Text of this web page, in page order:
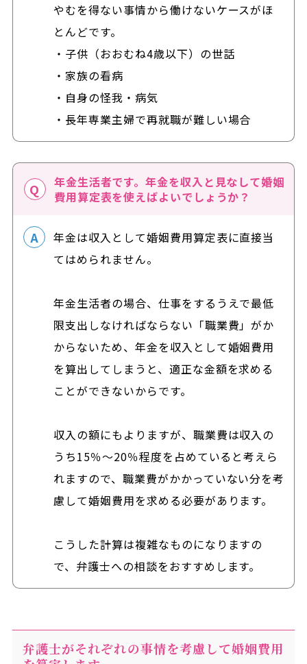
やむを得ない事情から働けないケースがほ
とんどです。
・子供（おおむね4歳以下）の世話
・家族の看病
・自身の怪我・病気
・長年専業主婦で再就職が難しい場合
年金生活者です。年金を収入と見なして婚姻
費用算定表を使えばよいでしょうか？
年金は収入として婚姻費用算定表に直接当
てはめられません。
年金生活者の場合、仕事をするうえで最低
限支出しなければならない「職業費」がか
からないため、年金を収入として婚姻費用
を算出してしまうと、適正な金額を求める
ことができないからです。
収入の額にもよりますが、職業費は収入の
うち15％～20％程度を占めていると考えら
れますので、職業費がかかっていない分を考
慮して婚姻費用を求める必要があります。
こうした計算は複雑なものになりますの
で、弁護士への相談をおすすめします。
弁護士がそれぞれの事情を考慮して婚姻費用